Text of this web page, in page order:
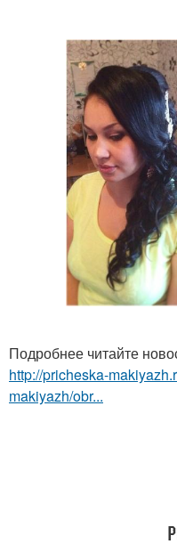
Подробнее читайте
http://pricheska-
makiyazh/obr...